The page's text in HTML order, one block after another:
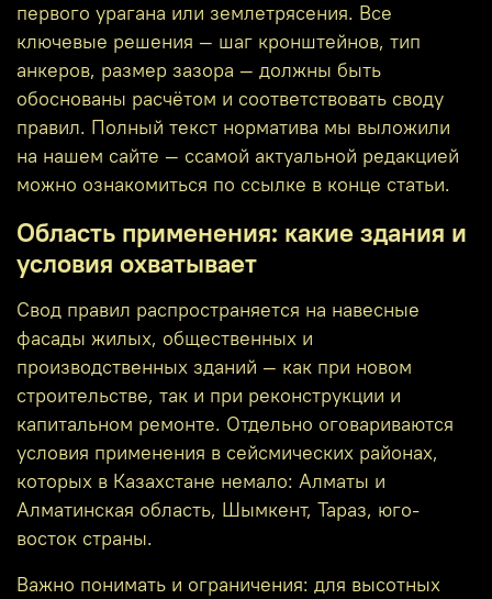
первого урагана или землетрясения. Все
ключевые решения — шаг кронштейнов, тип
анкеров, размер зазора — должны быть
обоснованы расчётом и соответствовать своду
правил. Полный текст норматива мы выложили
на нашем сайте — ссамой актуальной редакцией
можно ознакомиться по ссылке в конце статьи.
Область применения: какие здания и
условия охватывает
Свод правил распространяется на навесные
фасады жилых, общественных и
производственных зданий — как при новом
строительстве, так и при реконструкции и
капитальном ремонте. Отдельно оговариваются
условия применения в сейсмических районах,
которых в Казахстане немало: Алматы и
Алматинская область, Шымкент, Тараз, юго-
восток страны.
Важно понимать и ограничения: для высотных